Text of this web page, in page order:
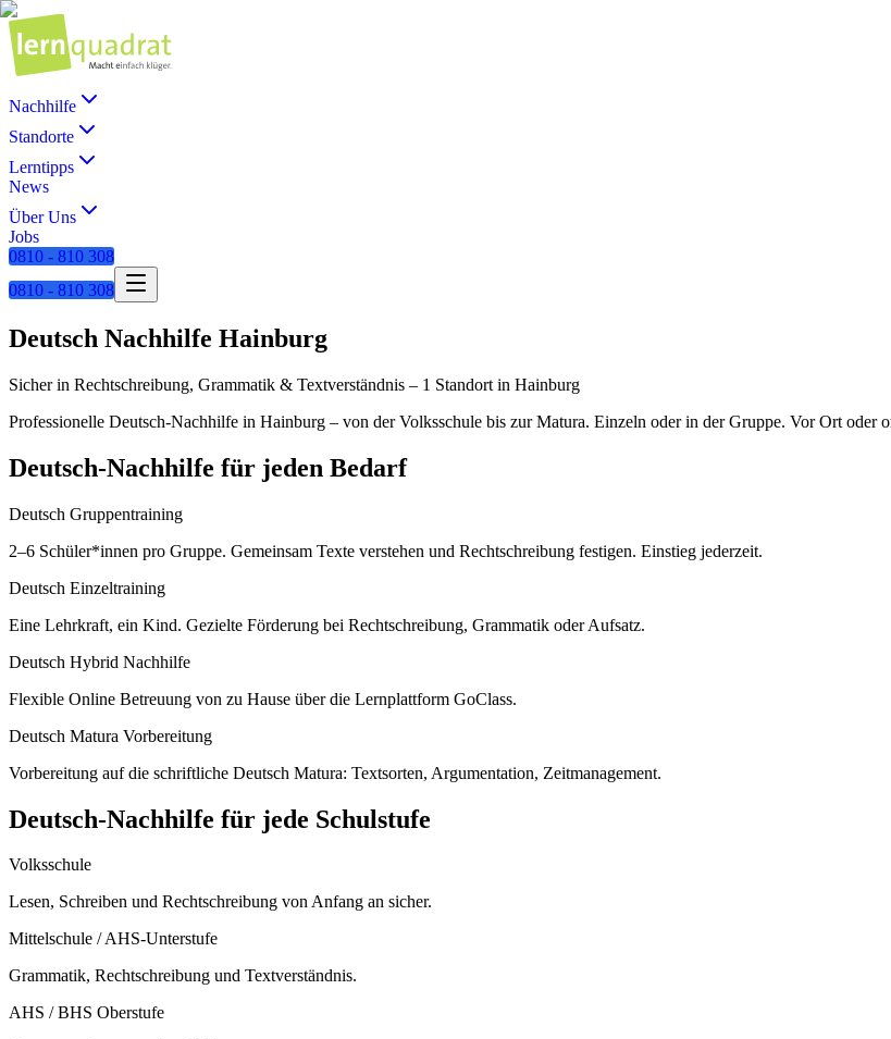
Nachhilfe
Standorte
Lerntipps
News
Über Uns
Jobs
0810 - 810 308
0810 - 810 308
Deutsch Nachhilfe Hainburg
Sicher in Rechtschreibung, Grammatik & Textverständnis – 1 Standort in Hainburg
Professionelle Deutsch-Nachhilfe in Hainburg – von der Volksschule bis zur Matura. Einzeln oder in der Gruppe. Vor Ort
Deutsch-Nachhilfe für jeden Bedarf
Deutsch Gruppentraining
2–6 Schüler*innen pro Gruppe. Gemeinsam Texte verstehen und Rechtschreibung festigen. Einstieg jederzeit.
Deutsch Einzeltraining
Eine Lehrkraft, ein Kind. Gezielte Förderung bei Rechtschreibung, Grammatik oder Aufsatz.
Deutsch Hybrid Nachhilfe
Flexible Online Betreuung von zu Hause über die Lernplattform GoClass.
Deutsch Matura Vorbereitung
Vorbereitung auf die schriftliche Deutsch Matura: Textsorten, Argumentation, Zeitmanagement.
Deutsch-Nachhilfe für jede Schulstufe
Volksschule
Lesen, Schreiben und Rechtschreibung von Anfang an sicher.
Mittelschule / AHS-Unterstufe
Grammatik, Rechtschreibung und Textverständnis.
AHS / BHS Oberstufe